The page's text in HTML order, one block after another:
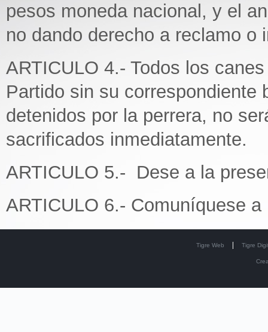
pesos moneda nacional, y el
no dando derecho a reclamo o
ARTICULO 4.- Todos los
Partido sin su correspondiente
detenidos por la perrera, no
sacrificados inmediatamente.
ARTICULO 5.- Dese a la
ARTICULO 6.- Comuníquese
Tigre Web Tigre